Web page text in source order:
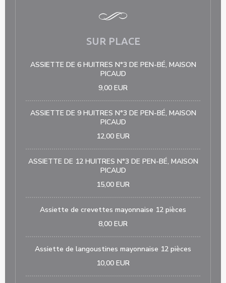
SUR PLACE
ASSIETTE DE 6 HUITRES N°3 DE PEN-BÉ, MAISON
PICAUD
9,00 EUR
ASSIETTE DE 9 HUITRES N°3 DE PEN-BÉ, MAISON
PICAUD
12,00 EUR
ASSIETTE DE 12 HUITRES N°3 DE PEN-BÉ, MAISON
PICAUD
15,00 EUR
Assiette de crevettes mayonnaise 12 pièces
8,00 EUR
Assiette de langoustines mayonnaise 12 pièces
10,00 EUR